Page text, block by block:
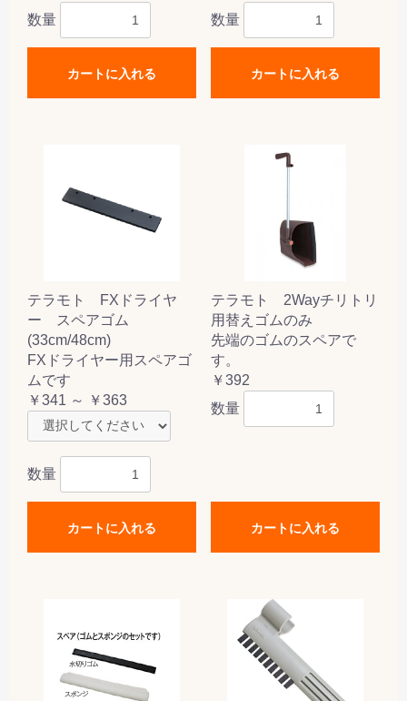
数量
カートに入れる
数量
カートに入れる
テラモト FXドライヤ
ー スペアゴム
(33cm/48cm)
FXドライヤー用スペアゴ
ムです
￥341 ～ ￥363
数量
カートに入れる
テラモト 2Wayチリトリ
用替えゴムのみ
先端のゴムのスペアで
す。
￥392
数量
カートに入れる